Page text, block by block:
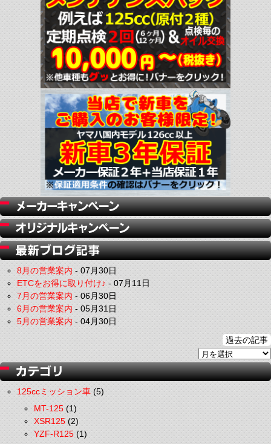
8月の営業案内-07月30日
ETCをお得に取り付け♪-07月11日
7月の営業案内-06月30日
6月の営業案内-05月31日
5月の営業案内-04月30日
過去の記事
125ccミッション車(5)
MT-125(1)
XSR125(2)
YZF-R125(1)